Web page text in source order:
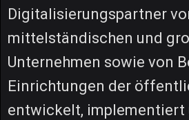
Digitalisierungspartner
mittelständischen und
Unternehmen sowie von
Einrichtungen der
entwickelt, implementiert